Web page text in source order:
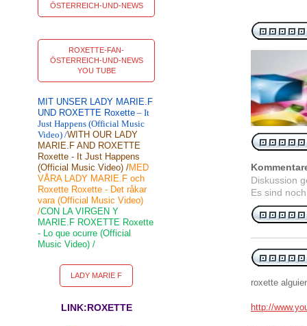
Diskussion
Es sind
roxette
http://
ÖSTERREICH-UND-NEWS
ROXETTE-FAN-
ÖSTERREICH-UND-NEWS
YOU TUBE
MIT UNSER LADY MARIE.F
UND ROXETTE Roxette – It
Just Happens (Official Music
Video) /WITH OUR LADY
MARIE.F AND ROXETTE
Roxette - It Just Happens
(Official Music Video) /MED
VÅRA LADY MARIE.F och
Roxette Roxette - Det råkar
vara (Official Music Video)
/CON LA VIRGEN Y
MARIE.F ROXETTE Roxette
- Lo que ocurre (Official
Music Video) /
LADY MARIE F
LINK:ROXETTE